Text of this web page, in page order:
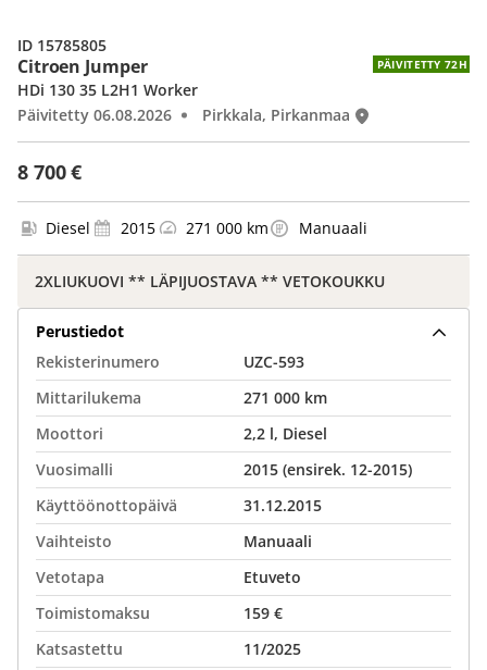
Citroen Jumper PÄIVITETTY 72H
8 700 €
HDi 130 35 L2H1 Worker
Päivitetty 06.08.2026
Pirkkala, Pirkanmaa
ID 15785805
Diesel 2015 271 000 km Manuaali
2XLIUKUOVI ** LÄPIJUOSTAVA ** VETOKOUKKU
Perustiedot
Rekisterinumero
UZC-593
Mittarilukema
271 000 km
Moottori
2,2 l, Diesel
Vuosimalli
2015 (ensirek. 12-2015)
Käyttöönottopäivä
31.12.2015
Vaihteisto
Manuaali
Vetotapa
Etuveto
Toimistomaksu
159 €
Katsastettu
11/2025